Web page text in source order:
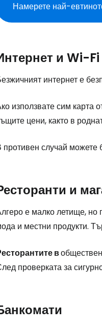
Намерете най-
и Wi-Fi
интернет е
използвате сим карта
цени, както в
противен случай можете
и
е малко летище, но
и местни продукти.
в
проверката за
...